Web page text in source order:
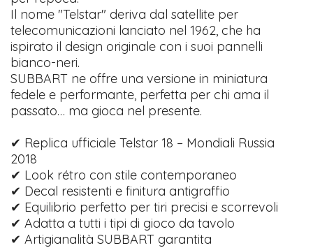
Il nome "Telstar" deriva dal satellite per
telecomunicazioni lanciato nel 1962, che ha
ispirato il design originale con i suoi pannelli
bianco-neri.
SUBBART ne offre una versione in miniatura
fedele e performante, perfetta per chi ama il
passato… ma gioca nel presente.
✔ Replica ufficiale Telstar 18 – Mondiali Russia
2018
✔ Look rétro con stile contemporaneo
✔ Decal resistenti e finitura antigraffio
✔ Equilibrio perfetto per tiri precisi e scorrevoli
✔ Adatta a tutti i tipi di gioco da tavolo
✔ Artigianalità SUBBART garantita